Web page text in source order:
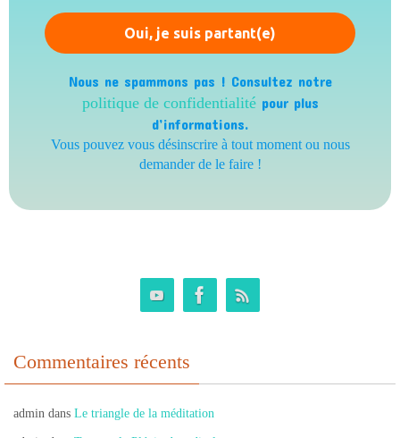
Nous ne spammons pas ! Consultez notre
politique de confidentialitépour plus
d’informations.
Vous pouvez vous désinscrire à tout moment ou nous
demander de le faire !
Commentaires récents
admin dans Le triangle de la méditation